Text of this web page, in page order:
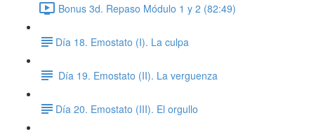
Bonus 3d. Repaso Módulo 1 y 2 (82:49)
​Día 18. Emostato (I). La culpa
Día 19. Emostato (II). La verguenza
​Día 20. Emostato (III). El orgullo